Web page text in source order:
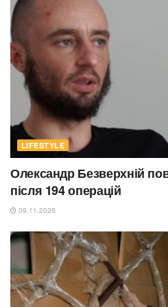
LIFESTYLE
Олександр Безверхній
після 194 операцій
09.11.2025